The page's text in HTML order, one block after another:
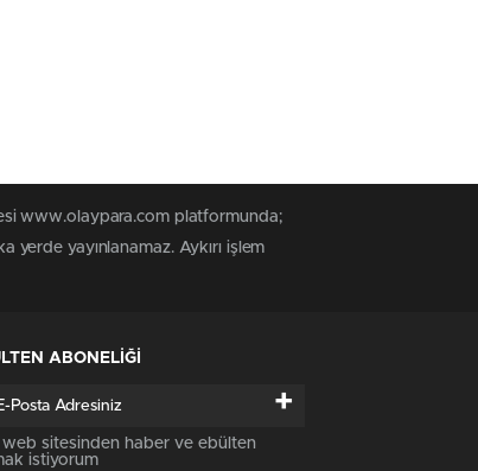
www.olaypara.com platformunda;
yerde yayınlanamaz. Aykırı işlem
ABONELİĞİ
+
web sitesinden haber ve ebülten
istiyorum